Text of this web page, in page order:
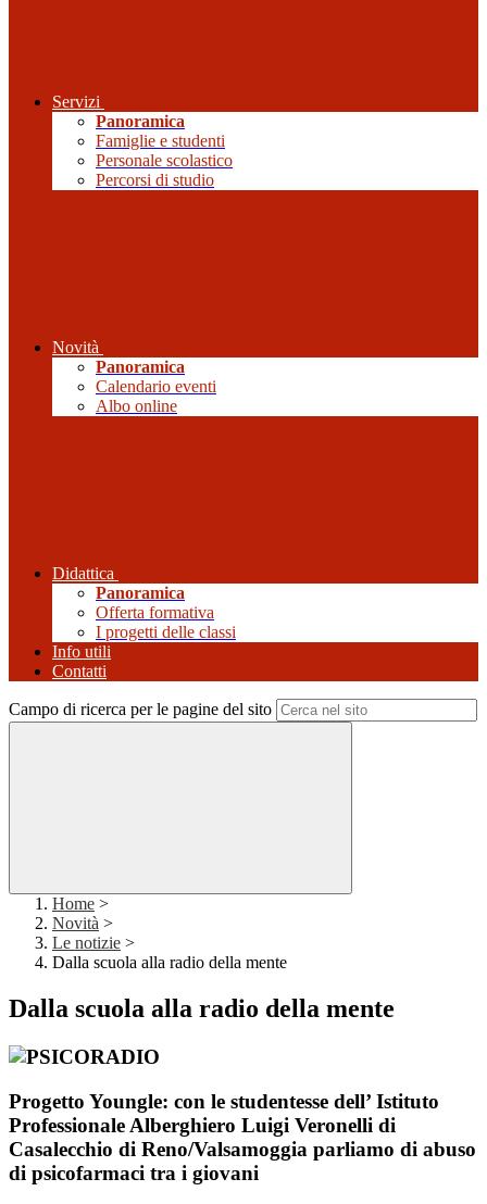
Servizi
Panoramica
Famiglie e studenti
Personale scolastico
Percorsi di studio
Novità
Panoramica
Calendario eventi
Albo online
Didattica
Panoramica
Offerta formativa
I progetti delle classi
Info utili
Contatti
Campo di ricerca per le pagine del sito
Home >
Novità >
Le notizie >
Dalla scuola alla radio della mente
Dalla scuola alla radio della mente
Progetto Youngle: con le studentesse dell’ Istituto
Professionale Alberghiero Luigi Veronelli di
Casalecchio di Reno/Valsamoggia parliamo di abuso
di psicofarmaci tra i giovani